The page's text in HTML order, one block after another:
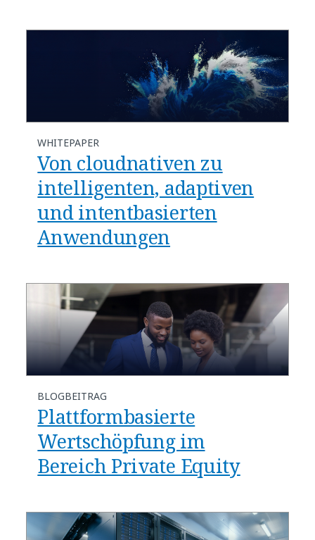
WHITEPAPER
Von cloudnativen zu
intelligenten, adaptiven
und intentbasierten
Anwendungen
BLOGBEITRAG
Plattformbasierte
Wertschöpfung im
Bereich Private Equity